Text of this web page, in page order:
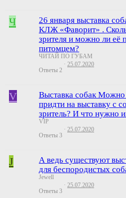
Ч
26 января выставка
КЛЖ «Фаворит» .
зрителя и можно ли её
питомцем?
ЧИТАЙ ПО ГУБАМ
Ответы 2
25.07.2020
V
Выставка собак Можно
придти на выставку с
зритель? И что нужно
VIP
Ответы 3
25.07.2020
J
А ведь существуют
для беспородистых
Jewell
Ответы 3
25.07.2020